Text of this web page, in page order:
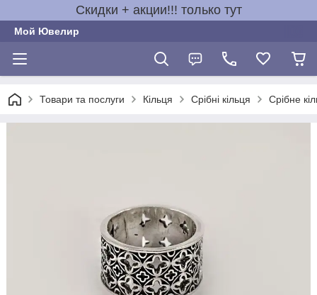
Скидки + акции!!! только тут
Мой Ювелир
Товари та послуги Кільця Срібні кільця Срібне